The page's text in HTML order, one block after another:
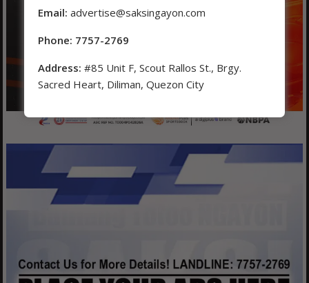
Email: advertise@saksingayon.com
Phone: 7757-2769
Address: #85 Unit F, Scout Rallos St., Brgy.
Sacred Heart, Diliman, Quezon City